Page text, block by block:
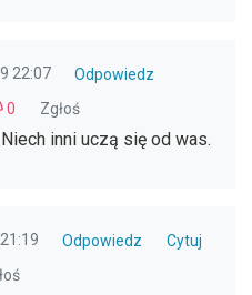
22:07
Odpowiedz
0 Zgłoś
inni uczą się od was.
Odpowiedz
Cytuj